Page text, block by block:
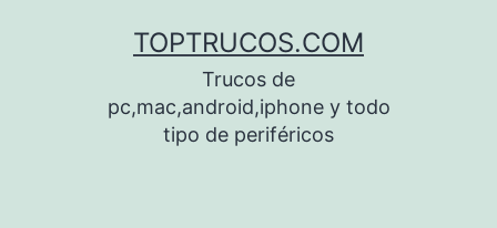
TOPTRUCOS.COM
Trucos de
pc,mac,android,iphone y todo
tipo de periféricos